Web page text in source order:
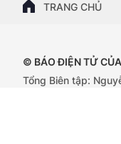
TRANG CHỦ
© BÁO ĐIỆN TỬ
Tổng Biên tập: